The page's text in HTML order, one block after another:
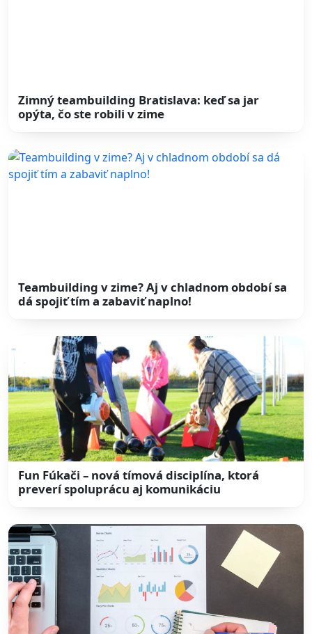
Zimný teambuilding Bratislava: keď sa jar
opýta, čo ste robili v zime
Teambuilding v zime? Aj v chladnom období sa
dá spojiť tím a zabaviť naplno!
Fun Fúkači – nová tímová disciplína, ktorá
preverí spoluprácu aj komunikáciu